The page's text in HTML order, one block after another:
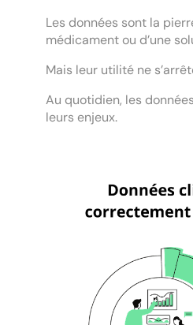
Les données sont la
médicament ou d’une
Mais leur utilité ne
Au quotidien, les
leurs enjeux.